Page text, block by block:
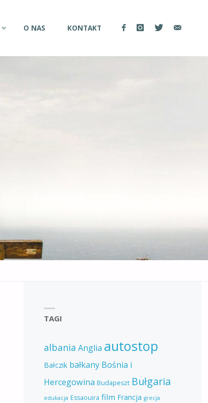
O NAS KONTAKT
TAGI
albania Anglia autostop
Bałczik bałkany Bośnia i
Hercegowina Budapeszt Bułgaria
edukacja Essaouira film Francja grecja